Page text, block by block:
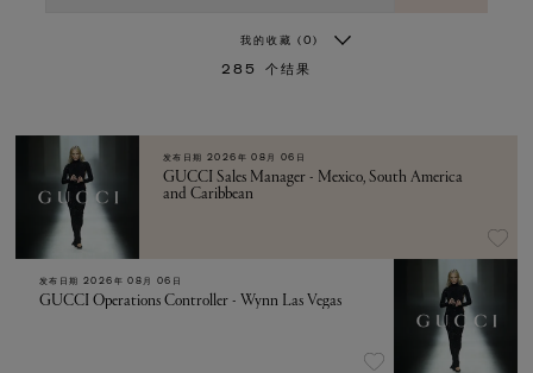
我的收藏 (0)
285 个结果
发布日期 2026年 08月 06日
GUCCI Sales Manager - Mexico, South America
and Caribbean
发布日期 2026年 08月 06日
GUCCI Operations Controller - Wynn Las Vegas